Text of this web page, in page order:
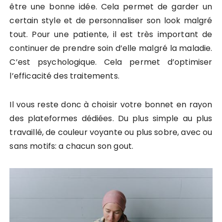
être une bonne idée. Cela permet de garder un
certain style et de personnaliser son look malgré
tout. Pour une patiente, il est très important de
continuer de prendre soin d’elle malgré la maladie.
C’est psychologique. Cela permet d’optimiser
l’efficacité des traitements.
Il vous reste donc à choisir votre bonnet en rayon
des plateformes dédiées. Du plus simple au plus
travaillé, de couleur voyante ou plus sobre, avec ou
sans motifs: a chacun son gout.